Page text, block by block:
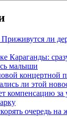
ли
Караганды:
малыши
концертной
ли этой
компенсацию
очередь на